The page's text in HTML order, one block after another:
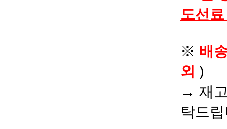
도선
※ 배
외 )
→ 재
탁드